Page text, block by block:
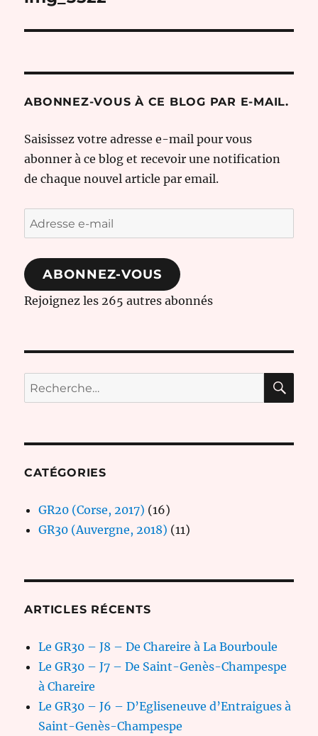
ABONNEZ-VOUS À CE BLOG PAR E-MAIL.
Saisissez votre adresse e-mail pour vous
abonner à ce blog et recevoir une notification
de chaque nouvel article par email.
Adresse
e-
mail
ABONNEZ-VOUS
Rejoignez les 265 autres abonnés
Recherche
pour :
CATÉGORIES
GR20 (Corse, 2017) (16)
GR30 (Auvergne, 2018) (11)
ARTICLES RÉCENTS
Le GR30 – J8 – De Chareire à La Bourboule
Le GR30 – J7 – De Saint-Genès-Champespe
à Chareire
Le GR30 – J6 – D’Egliseneuve d’Entraigues à
Saint-Genès-Champespe